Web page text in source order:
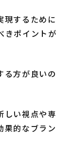
現するために
きポイントが
る方が良いの
しい視点や専
果的なブラン